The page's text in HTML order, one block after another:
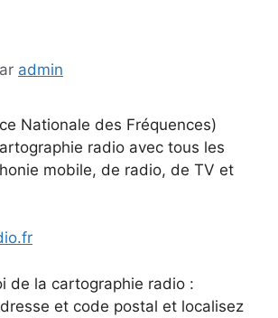
admin
Nationale des Fréquences)
radio avec tous les
mobile, de radio, de TV et
de la cartographie radio :
et code postal et localisez